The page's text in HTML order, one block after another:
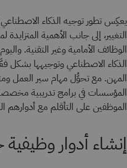
يعكِس تطور توجيه الذكاء
التغيير، إلى جانب الأهمية المتزايدة
الوظائف الأمامية وغير التقنية.
الذكاء الاصطناعي وتوجيهها بشكل
المهن. مع تحوُّل مهام سير العمل
المؤسسات في برامج تدريبية
الموظفين على التأقلم مع أدوارهم
إنشاء أدوار